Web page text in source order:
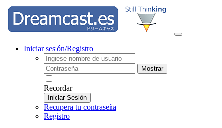
Iniciar sesión/Registro
Mostrar
Recordar
Iniciar Sesión
Recupera tu contraseña
Registro